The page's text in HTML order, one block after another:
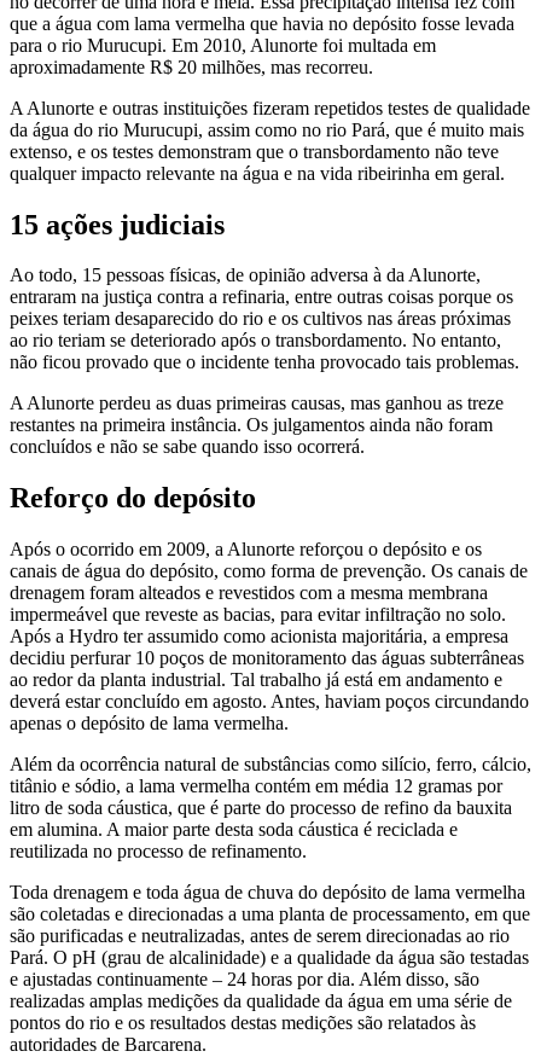
que a água com lama vermelha que havia no depósito fosse levada
para o rio Murucupi. Em 2010, Alunorte foi multada em
aproximadamente R$ 20 milhões, mas recorreu.
A Alunorte e outras instituições fizeram repetidos testes de qualidade
da água do rio Murucupi, assim como no rio Pará, que é muito mais
extenso, e os testes demonstram que o transbordamento não teve
qualquer impacto relevante na água e na vida ribeirinha em geral.
15 ações judiciais
Ao todo, 15 pessoas físicas, de opinião adversa à da Alunorte,
entraram na justiça contra a refinaria, entre outras coisas porque os
peixes teriam desaparecido do rio e os cultivos nas áreas próximas
ao rio teriam se deteriorado após o transbordamento. No entanto,
não ficou provado que o incidente tenha provocado tais problemas.
A Alunorte perdeu as duas primeiras causas, mas ganhou as treze
restantes na primeira instância. Os julgamentos ainda não foram
concluídos e não se sabe quando isso ocorrerá.
Reforço do depósito
Após o ocorrido em 2009, a Alunorte reforçou o depósito e os
canais de água do depósito, como forma de prevenção. Os canais de
drenagem foram alteados e revestidos com a mesma membrana
impermeável que reveste as bacias, para evitar infiltração no solo.
Após a Hydro ter assumido como acionista majoritária, a empresa
decidiu perfurar 10 poços de monitoramento das águas subterrâneas
ao redor da planta industrial. Tal trabalho já está em andamento e
deverá estar concluído em agosto. Antes, haviam poços circundando
apenas o depósito de lama vermelha.
Além da ocorrência natural de substâncias como silício, ferro, cálcio,
titânio e sódio, a lama vermelha contém em média 12 gramas por
litro de soda cáustica, que é parte do processo de refino da bauxita
em alumina. A maior parte desta soda cáustica é reciclada e
reutilizada no processo de refinamento.
Toda drenagem e toda água de chuva do depósito de lama vermelha
são coletadas e direcionadas a uma planta de processamento, em que
são purificadas e neutralizadas, antes de serem direcionadas ao rio
Pará. O pH (grau de alcalinidade) e a qualidade da água são testadas
e ajustadas continuamente – 24 horas por dia. Além disso, são
realizadas amplas medições da qualidade da água em uma série de
pontos do rio e os resultados destas medições são relatados às
autoridades de Barcarena.